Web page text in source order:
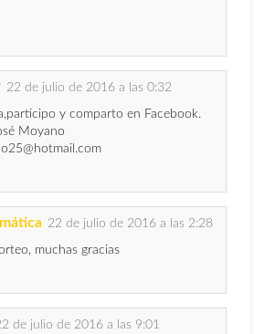
22 de julio de 2016 a las 0:32
y comparto en Facebook.
Moyano
22 de julio de 2016 a las 2:28
muchas gracias
de julio de 2016 a las 9:01